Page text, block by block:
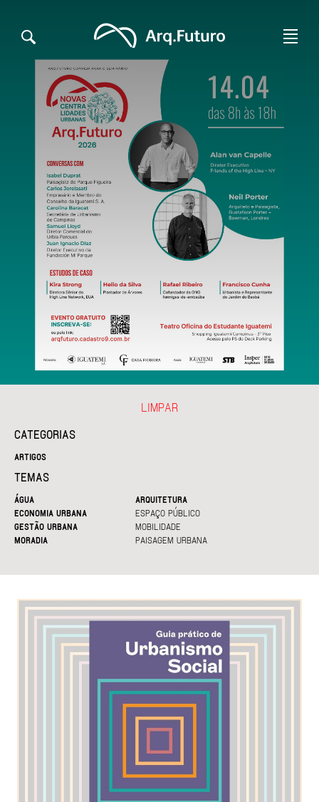
CATEGORIAS
ARTIGOS
TEMAS
ÁGUA
ARQUITETURA
ECONOMIA URBANA
ESPAÇO PÚBLICO
GESTÃO URBANA
MOBILIDADE
MORADIA
PAISAGEM URBANA
LIMPAR